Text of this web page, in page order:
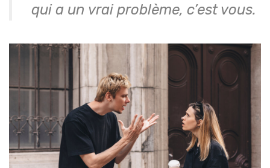
qui a un vrai problème, c’est vous.